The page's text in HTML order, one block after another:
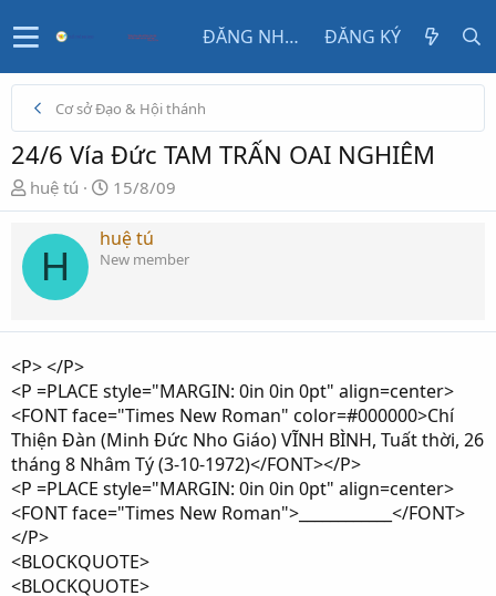
ĐĂNG NHẬP ĐĂNG KÝ
Cơ sở Đạo & Hội thánh
24/6 Vía Đức TAM TRẤN OAI NGHIÊM
N
g
ư
h
i
t
ạ
o
huệ tú
N
g
à
y
i
15/8/09
H
huệ tú
New member
<P> </P>
<P =PLACE style="MARGIN: 0in 0in 0pt" align=center>
<FONT face="Times New Roman" color=#000000>Chí
Thiện Đàn (Minh Đức Nho Giáo) VĨNH BÌNH, Tuất thời, 26
tháng 8 Nhâm Tý (3-10-1972)</FONT></P>
<P =PLACE style="MARGIN: 0in 0in 0pt" align=center>
<FONT face="Times New Roman">____________</FONT>
</P>
<BLOCKQUOTE>
<BLOCKQUOTE>